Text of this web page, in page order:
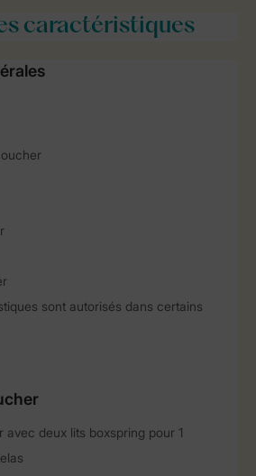
caractéristiques
sont autorisés dans certains
avec deux lits boxspring pour 1